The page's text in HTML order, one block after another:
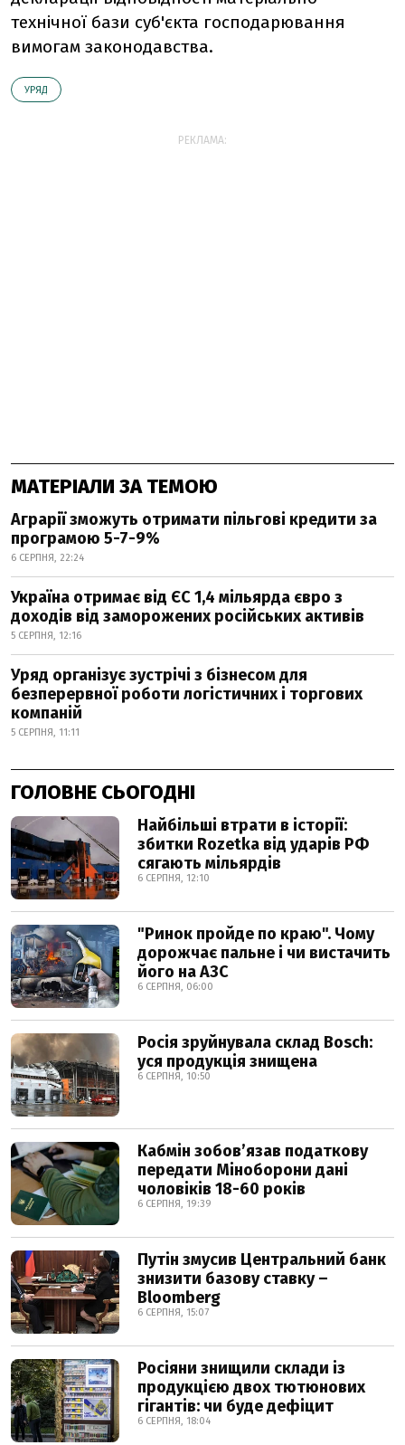
технічної бази суб'єкта господарювання
вимогам законодавства.
УРЯД
РЕКЛАМА:
МАТЕРІАЛИ ЗА ТЕМОЮ
Аграрії зможуть отримати пільгові кредити за
програмою 5-7-9%
6 СЕРПНЯ, 22:24
Україна отримає від ЄС 1,4 мільярда євро з
доходів від заморожених російських активів
5 СЕРПНЯ, 12:16
Уряд організує зустрічі з бізнесом для
безперервної роботи логістичних і торгових
компаній
5 СЕРПНЯ, 11:11
ГОЛОВНЕ СЬОГОДНІ
Найбільші втрати в історії:
збитки Rozetka від ударів РФ
сягають мільярдів
6 СЕРПНЯ, 12:10
"Ринок пройде по краю". Чому
дорожчає пальне і чи вистачить
його на АЗС
6 СЕРПНЯ, 06:00
Росія зруйнувала склад Bosch:
уся продукція знищена
6 СЕРПНЯ, 10:50
Кабмін зобовʼязав податкову
передати Міноборони дані
чоловіків 18-60 років
6 СЕРПНЯ, 19:39
Путін змусив Центральний банк
знизити базову ставку –
Bloomberg
6 СЕРПНЯ, 15:07
Росіяни знищили склади із
продукцією двох тютюнових
гігантів: чи буде дефіцит
6 СЕРПНЯ, 18:04